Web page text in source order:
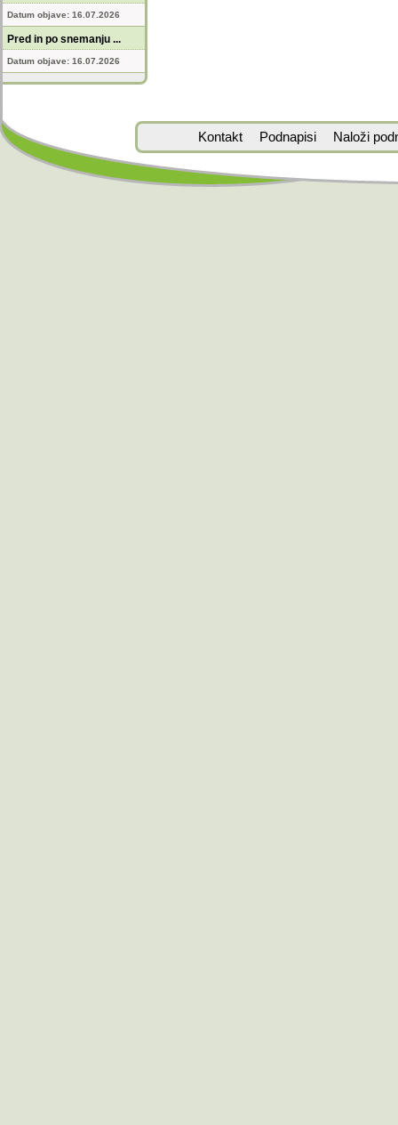
Datum objave: 16.07.2026
Pred in po snemanju ...
Datum objave: 16.07.2026
Kontakt Podnapisi Naloži